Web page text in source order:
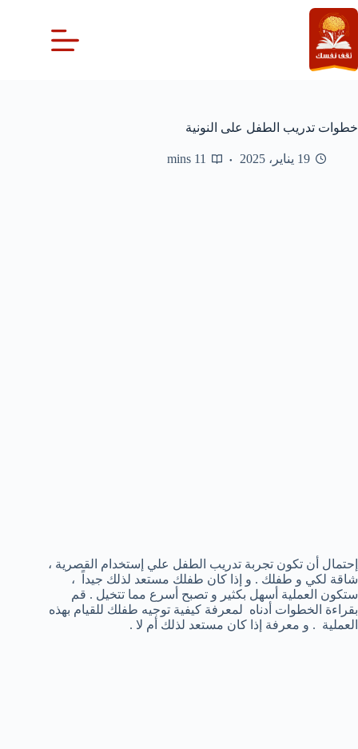
التجاوز
إلى
المحتوى
خطوات تدريب الطفل على النونية
19 يناير، 2025 11 mins
إحتمال أن تكون تجربة تدريب الطفل علي إستخدام القصرية ،
شاقة لكي و طفلك . و إذا كان طفلك مستعد لذلك جيداً ،
ستكون العملية أسهل بكثير و تصبح أسرع مما تتخيل . قم
بقراءة الخطوات أدناه لمعرفة كيفية توجيه طفلك للقيام بهذه
العملية . و معرفة إذا كان مستعد لذلك أم لا .